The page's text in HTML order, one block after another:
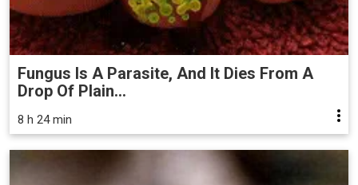
Fungus Is A Parasite, And It Dies From A
Drop Of Plain...
8 h 24 min